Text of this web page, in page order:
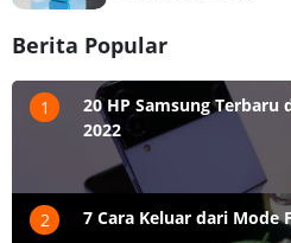
Berita Popular
1
20 HP Samsung
2022
2 7 Cara Keluar dari Mode